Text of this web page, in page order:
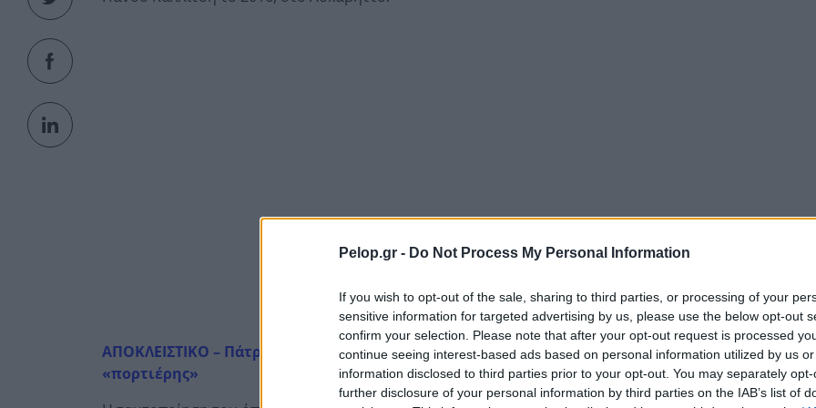
Pelop.gr - Do Not Process My Personal Information
If you wish to opt-out of the sale, sharing to third parties, or processing of your
sensitive information for targeted advertising by us, please use the below opt-out
confirm your selection. Please note that after your opt-out request is processed
continue seeing interest-based ads based on personal information utilized by us
information disclosed to third parties prior to your opt-out. You may separately
further disclosure of your personal information by third parties on the IAB’s list of
ΑΠΟΚΛΕΙΣΤΙΚΟ – Πάτρα: Βρέθηκε το όπλο… ληστείας σε γνωστό κομμωτή, τι ισχυρίστηκε ο
«πορτιέρης»